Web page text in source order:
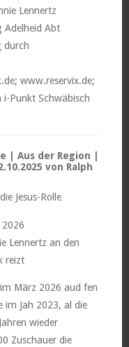
Lennertz
Adelheid Abt
durch
www.reservix.de;
Punkt Schwäbisch
| Aus der Region |
von Ralph
Jesus-Rolle
2026
Lennertz an den
reizt
März 2026 aud fen
im Jah 2023, al die
wieder
Zuschauer die